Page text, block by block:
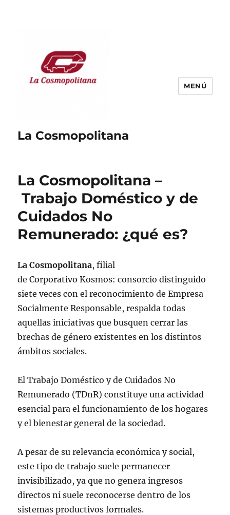
La Cosmopolitana
MENÚ
La Cosmopolitana –
Trabajo Doméstico y de
Cuidados No
Remunerado: ¿qué es?
La Cosmopolitana, filial
de Corporativo Kosmos: consorcio distinguido
siete veces con el reconocimiento de Empresa
Socialmente Responsable, respalda todas
aquellas iniciativas que busquen cerrar las
brechas de género existentes en los distintos
ámbitos sociales.
El Trabajo Doméstico y de Cuidados No
Remunerado (TDnR) constituye una actividad
esencial para el funcionamiento de los hogares
y el bienestar general de la sociedad.
A pesar de su relevancia económica y social,
este tipo de trabajo suele permanecer
invisibilizado, ya que no genera ingresos
directos ni suele reconocerse dentro de los
sistemas productivos formales.